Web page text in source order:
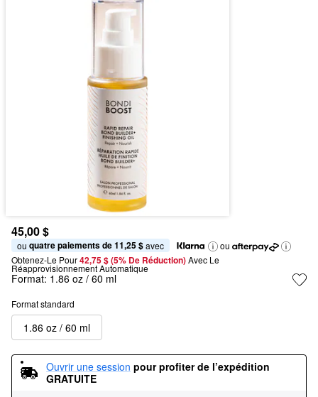
45,00 $
ou quatre paiements de 11,25 $ avec
ou
Obtenez-Le Pour42,75 $ (5% De Réduction) Avec Le
Réapprovisionnement Automatique
Format: 1.86 oz / 60 ml
Format standard
1.86 oz / 60 ml
Ouvrir une session pour profiter de l’expédition
GRATUITE